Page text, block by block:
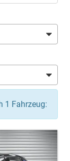
1 Fahrzeug: